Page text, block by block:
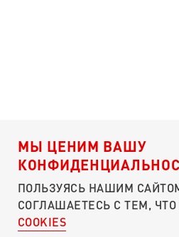
ПОДДЕРЖАТЬ ЭТОТ СБОР
Я согласен c условиямиоферты
Я согласен с
МЫ ЦЕНИМ ВАШУ
ПОЛЬЗУЯСЬ НАШИМ
СОГЛАШАЕТЕСЬ С ТЕМ,
COOKIES